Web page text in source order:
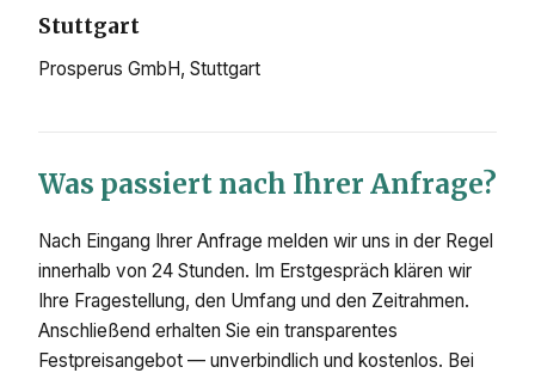
Stuttgart
Prosperus GmbH, Stuttgart
Was passiert nach Ihrer Anfrage?
Nach Eingang Ihrer Anfrage melden wir uns in der Regel
innerhalb von 24 Stunden. Im Erstgespräch klären wir
Ihre Fragestellung, den Umfang und den Zeitrahmen.
Anschließend erhalten Sie ein transparentes
Festpreisangebot — unverbindlich und kostenlos. Bei